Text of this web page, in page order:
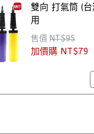
雙向 打氣筒 (
用
售價 NT$95
加價購 NT$79